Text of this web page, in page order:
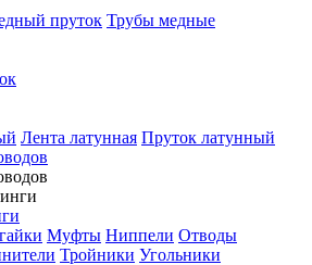
пруток Трубы медные
Лента латунная Пруток латунный
Муфты Ниппели Отводы
Тройники Угольники